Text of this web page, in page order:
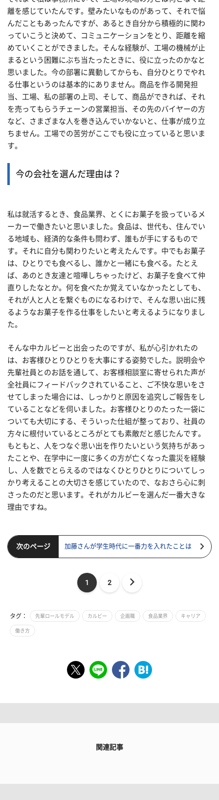
離を感じていたんです。壁みたいなものがあって、それで悩
んだこともあったんですが、あるとき自分から積極的に関わ
っていこうと決めて、コミュニケーションをとり、距離を縮
めていくことができました。そんな経験が、工場の機械が止
まるという困難にぶち当たったときに、役に立ったのかなと
思いました。今の部署に異動してからも、自分ひとりでやれ
る仕事というのは基本的にありません。商品を作る開発担
当、工場、私の部署の上司、そして、商品ができれば、それ
を売ってもらうチェーンの営業担当、その先のバイヤーの方
など、さまざまな人を巻き込んでいかないと、仕事が成り立
ちません。工場での苦労がここでも役に立っていると思いま
す。
今の会社を選んだ理由は？
私は就活するとき、食品業界、とくにお菓子を扱っているメ
ーカーで働きたいと思いました。食品は、世代も、住んでい
る地域も、経済的な条件も問わず、誰もが手にするもので
す。それに自分も関わりたいと考えたんです。中でもお菓子
は、ひとりでも食べるし、誰かと一緒にも食べる。たとえ
ば、あのとき友達と喧嘩しちゃったけど、お菓子を食べて仲
直りしたなとか。何を食べたか覚えていなかったとしても、
それが人と人とを繋ぐものになるわけで、そんな思い出に残
るようなお菓子を作る仕事をしたいと考えるようになりまし
た。
そんな中カルビーと出会ったのですが、私が心引かれたの
は、お客様ひとりひとりを大事にする姿勢でした。説明会や
先輩社員とのお話を通して、お客様相談室に寄せられた声が
全社員にフィードバックされていること、ご不快な思いをさ
せてしまった場合には、しっかりと原因を追究しご報告をし
ていることなどを伺いました。お客様ひとりのたった一袋に
ついても大切にする、そういった仕組が整っており、社員の
方々に根付いているところがとても素敵だと感じたんです。
もともと、人をつなぐ思い出を作りたいという気持ちがあっ
たことや、在学中に一度に多くの方が亡くなった震災を経験
し、人を数でとらえるのではなくひとりひとりについてしっ
かり考えることの大切さを感じていたので、なおさら心に刺
さったのだと思います。それがカルビーを選んだ一番大きな
理由ですね。
次のページ 加藤さんが学生時代に一番力を入れたことは
1 2
タグ： 先輩ロールモデル カルビー 企画職 食品業界 キャリア
働き方
関連記事